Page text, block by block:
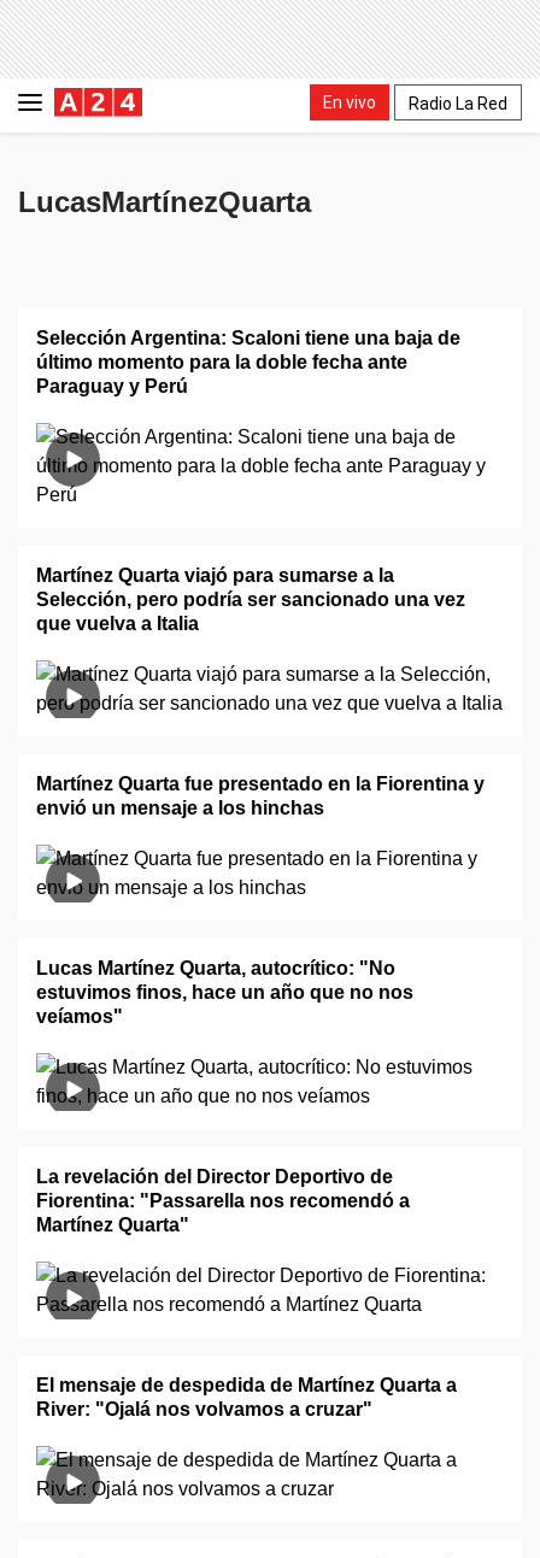
En vivo Radio La Red
LucasMartínezQuarta
Selección Argentina: Scaloni tiene una baja de
último momento para la doble fecha ante
Paraguay y Perú
Martínez Quarta viajó para sumarse a la
Selección, pero podría ser sancionado una vez
que vuelva a Italia
Martínez Quarta fue presentado en la Fiorentina y
envió un mensaje a los hinchas
Lucas Martínez Quarta, autocrítico: "No
estuvimos finos, hace un año que no nos
veíamos"
La revelación del Director Deportivo de
Fiorentina: "Passarella nos recomendó a
Martínez Quarta"
El mensaje de despedida de Martínez Quarta a
River: "Ojalá nos volvamos a cruzar"